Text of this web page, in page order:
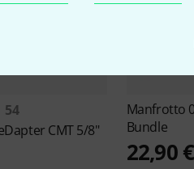
54
CMT 5/8"
Manfrotto
Bundle
22,90 €